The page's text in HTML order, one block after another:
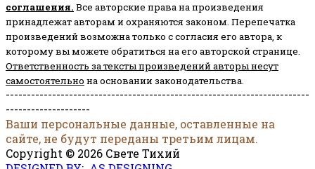
соглашения. Все авторские права на произведения
принадлежат авторам и охраняются законом. Перепечатка
произведений возможна только с согласия его автора, к
которому вы можете обратиться на его авторской странице.
Ответственность за тексты произведений авторы несут
самостоятельно на основании законодательства.
------------------------------------------------------------------------
--------------------
Ваши персональные данные, оставленные на
сайте, не будут переданы третьим лицам.
Copyright © 2026 Свете Тихий